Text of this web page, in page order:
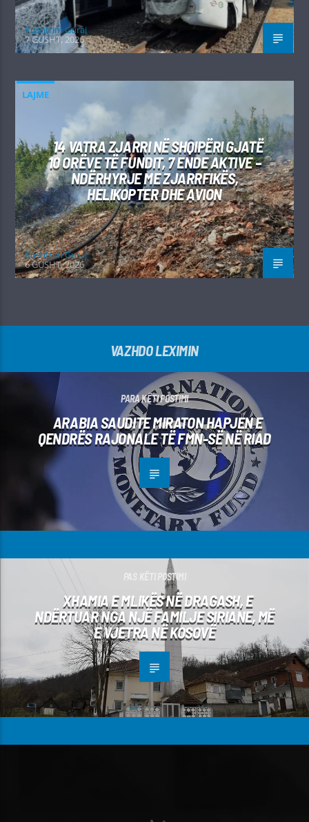
Kushtrim Guraj
7 GUSHT, 2026
LAJME
14 VATRA ZJARRI NË SHQIPËRI GJATË
10 ORËVE TË FUNDIT, 7 ENDE AKTIVE –
NDËRHYRJE ME ZJARRFIKËS,
HELIKOPTER DHE AVION
Kushtrim Guraj
6 GUSHT, 2026
VAZHDO LEXIMIN
PARA KËTI POSTIMI
ARABIA SAUDITE MIRATON HAPJEN E
QENDRËS RAJONALE TË FMN-SË NË RIAD
PAS KËTI POSTIMI
XHAMIA E MLIKËS NË DRAGASH, E
NDËRTUAR NGA NJË FAMILJE SIRIANE, MË
E VJETRA NË KOSOVË